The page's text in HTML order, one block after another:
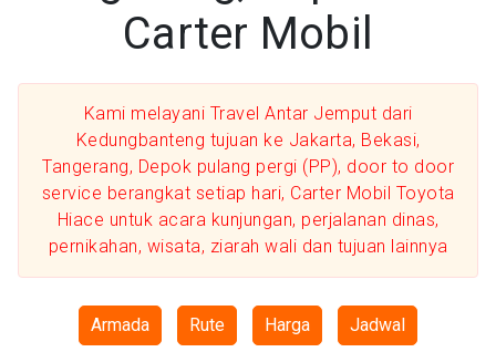
Carter Mobil
Kami melayani Travel Antar Jemput dari
Kedungbanteng tujuan ke Jakarta, Bekasi,
Tangerang, Depok pulang pergi (PP), door to door
service berangkat setiap hari, Carter Mobil Toyota
Hiace untuk acara kunjungan, perjalanan dinas,
pernikahan, wisata, ziarah wali dan tujuan lainnya
Armada Rute Harga Jadwal